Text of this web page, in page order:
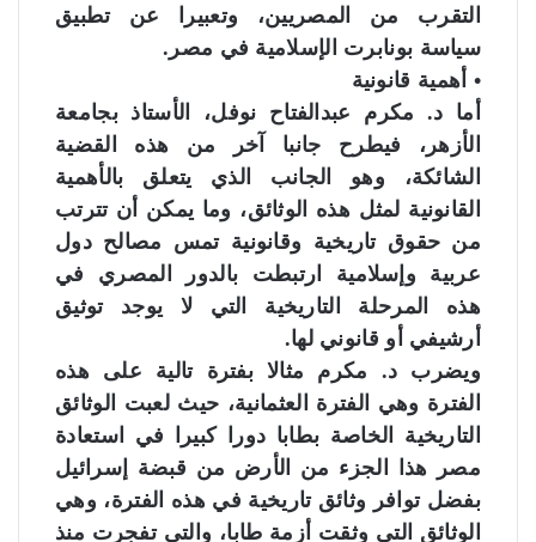
التقرب من المصريين، وتعبيرا عن تطبيق
سياسة بونابرت الإسلامية في مصر.
• أهمية قانونية
أما د. مكرم عبدالفتاح نوفل، الأستاذ بجامعة
الأزهر، فيطرح جانبا آخر من هذه القضية
الشائكة، وهو الجانب الذي يتعلق بالأهمية
القانونية لمثل هذه الوثائق، وما يمكن أن تترتب
من حقوق تاريخية وقانونية تمس مصالح دول
عربية وإسلامية ارتبطت بالدور المصري في
هذه المرحلة التاريخية التي لا يوجد توثيق
أرشيفي أو قانوني لها.
ويضرب د. مكرم مثالا بفترة تالية على هذه
الفترة وهي الفترة العثمانية، حيث لعبت الوثائق
التاريخية الخاصة بطابا دورا كبيرا في استعادة
مصر هذا الجزء من الأرض من قبضة إسرائيل
بفضل توافر وثائق تاريخية في هذه الفترة، وهي
الوثائق التي وثقت أزمة طابا، والتي تفجرت منذ